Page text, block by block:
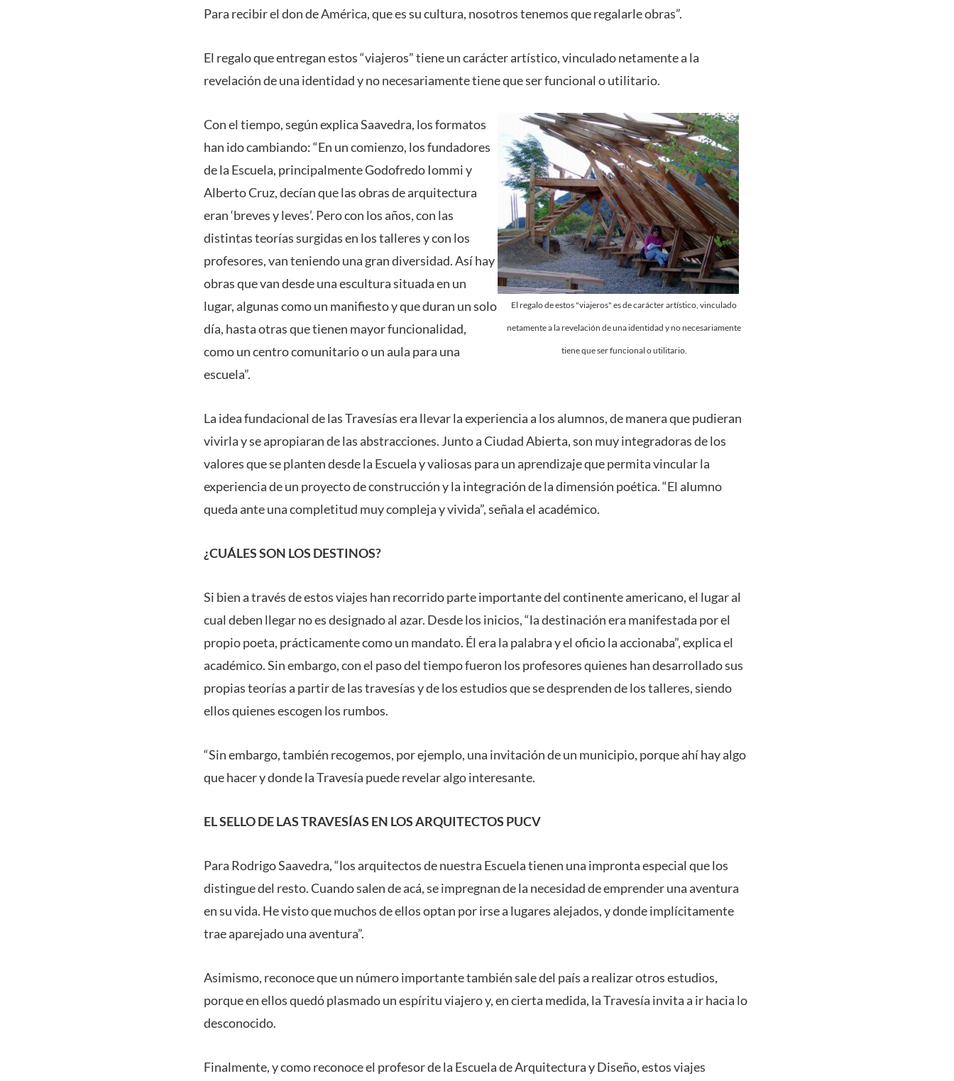
Para recibir el don de América, que es su cultura, nosotros tenemos que regalarle obras”.
El regalo que entregan estos “viajeros” tiene un carácter artístico, vinculado netamente a la
revelación de una identidad y no necesariamente tiene que ser funcional o utilitario.
El regalo de estos "viajeros" es de carácter artístico, vinculado
netamente a la revelación de una identidad y no necesariamente
tiene que ser funcional o utilitario.
Con el tiempo, según explica Saavedra, los formatos
han ido cambiando: “En un comienzo, los fundadores
de la Escuela, principalmente Godofredo Iommi y
Alberto Cruz, decían que las obras de arquitectura
eran ‘breves y leves’. Pero con los años, con las
distintas teorías surgidas en los talleres y con los
profesores, van teniendo una gran diversidad. Así hay
obras que van desde una escultura situada en un
lugar, algunas como un manifiesto y que duran un solo
día, hasta otras que tienen mayor funcionalidad,
como un centro comunitario o un aula para una
escuela”.
La idea fundacional de las Travesías era llevar la experiencia a los alumnos, de manera que pudieran
vivirla y se apropiaran de las abstracciones. Junto a Ciudad Abierta, son muy integradoras de los
valores que se planten desde la Escuela y valiosas para un aprendizaje que permita vincular la
experiencia de un proyecto de construcción y la integración de la dimensión poética. “El alumno
queda ante una completitud muy compleja y vivida”, señala el académico.
¿CUÁLES SON LOS DESTINOS?
Si bien a través de estos viajes han recorrido parte importante del continente americano, el lugar al
cual deben llegar no es designado al azar. Desde los inicios, “la destinación era manifestada por el
propio poeta, prácticamente como un mandato. Él era la palabra y el oficio la accionaba”, explica el
académico. Sin embargo, con el paso del tiempo fueron los profesores quienes han desarrollado sus
propias teorías a partir de las travesías y de los estudios que se desprenden de los talleres, siendo
ellos quienes escogen los rumbos.
“Sin embargo, también recogemos, por ejemplo, una invitación de un municipio, porque ahí hay algo
que hacer y donde la Travesía puede revelar algo interesante.
EL SELLO DE LAS TRAVESÍAS EN LOS ARQUITECTOS PUCV
Para Rodrigo Saavedra, “los arquitectos de nuestra Escuela tienen una impronta especial que los
distingue del resto. Cuando salen de acá, se impregnan de la necesidad de emprender una aventura
en su vida. He visto que muchos de ellos optan por irse a lugares alejados, y donde implícitamente
trae aparejado una aventura”.
Asimismo, reconoce que un número importante también sale del país a realizar otros estudios,
porque en ellos quedó plasmado un espíritu viajero y, en cierta medida, la Travesía invita a ir hacia lo
desconocido.
Finalmente, y como reconoce el profesor de la Escuela de Arquitectura y Diseño, estos viajes